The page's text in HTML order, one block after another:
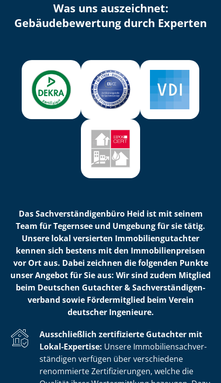
Was uns auszeichnet:
Ge­bäu­de­be­wer­tung durch Experten
Das Sach­ver­stän­di­gen­bü­ro Heid ist mit seinem
Team für Tegernsee und Umgebung für sie tätig.
Unsere lokal versierten Im­mo­bi­li­en­gut­ach­ter
kennen sich bestens mit den Im­mo­bi­li­en­prei­sen
vor Ort aus. Dabei zeichnen die folgenden Punkte
unser Angebot für Sie aus: Wir sind zudem Mitglied
beim Deutschen Gutachter & Sach­ver­stän­di­gen­
ver­band sowie Fördermitglied beim Verein
deutscher Ingenieure.
Ausschließlich zertifizierte Gutachter mit
Lokal-Expertise: Unsere Im­mo­bi­li­en­sach­ver­
stän­di­gen verfügen über verschiedene
renommierte Zer­ti­fi­zie­run­gen, welche die